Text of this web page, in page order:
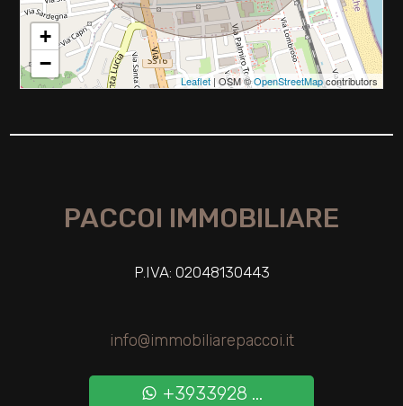
+
−
Leaflet | OSM ©OpenStreetMapcontributors
PACCOI IMMOBILIARE
P.IVA: 02048130443
info@immobiliarepaccoi.it
+3933928 ...